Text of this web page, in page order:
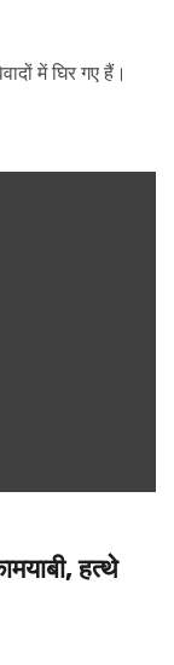
में घिर गए हैं।
हत्थे